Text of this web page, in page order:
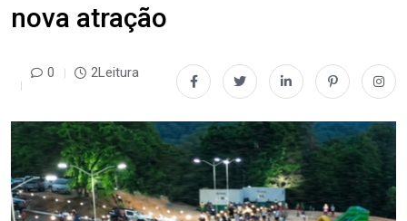
nova atração
0 2Leitura